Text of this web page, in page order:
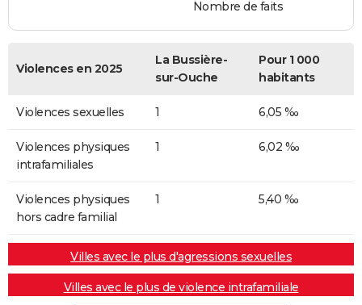
Nombre de faits
Violences en 2025
La Bussière-
sur-Ouche
Pour 1 000
habitants
Violences sexuelles 1 6,05 ‰
Violences physiques
intrafamiliales
1 6,02 ‰
Violences physiques
hors cadre familial
1 5,40 ‰
Villes avec le plus d'agressions sexuelles
Villes avec le plus de violence intrafamiliale